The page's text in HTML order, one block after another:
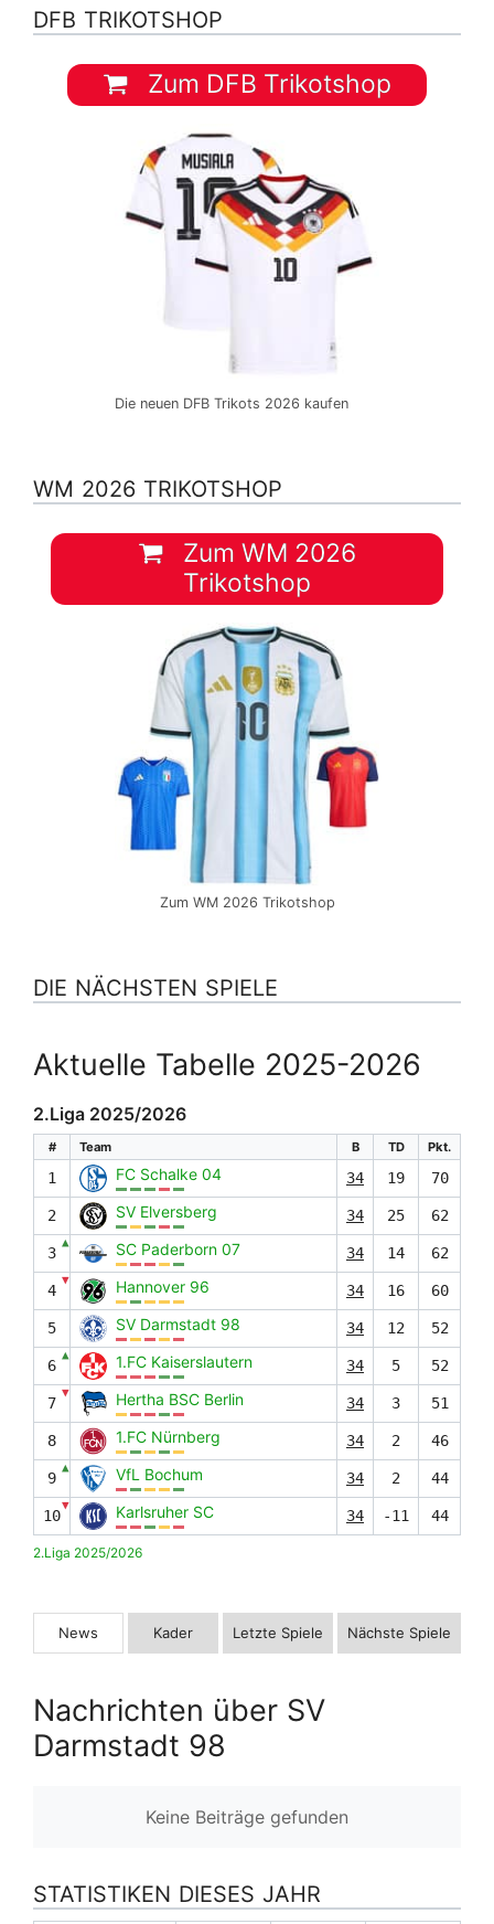
DFB TRIKOTSHOP
Zum DFB Trikotshop
Die neuen DFB Trikots 2026 kaufen
WM 2026 TRIKOTSHOP
Zum WM 2026
Trikotshop
Zum WM 2026 Trikotshop
DIE NÄCHSTEN SPIELE
Aktuelle Tabelle 2025-2026
2.Liga 2025/2026
# Team B TD Pkt.
1 FC Schalke 04 34 19 70
2 SV Elversberg 34 25 62
3
▲ SC Paderborn 07 34 14 62
4
▼ Hannover 96 34 16 60
5 SV Darmstadt 98 34 12 52
6
▲ 1.FC Kaiserslautern 34 5 52
7
▼ Hertha BSC Berlin 34 3 51
8 1.FC Nürnberg 34 2 46
9
▲ VfL Bochum 34 2 44
10
▼ Karlsruher SC 34 -11 44
2.Liga 2025/2026
News Kader Letzte Spiele Nächste Spiele
Nachrichten über SV
Darmstadt 98
Keine Beiträge gefunden
STATISTIKEN DIESES JAHR